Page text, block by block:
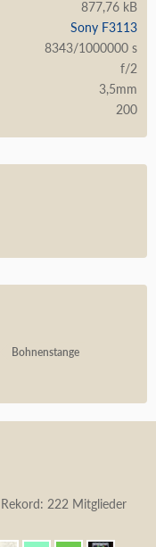
877,76 kB
Sony F3113
8343/1000000 s
f/2
3,5mm
200
Bohnenstange
222 Mitglieder